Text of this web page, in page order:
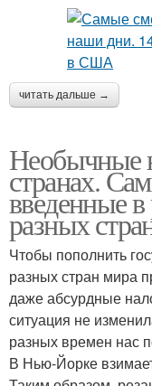
читать дальше →
Необычные
странах.
введенные
разных
Чтобы пополнить
разных стран мира
даже абсурдные
ситуация не
разных времен нас
В Нью-Йорке